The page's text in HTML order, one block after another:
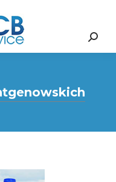
Search: